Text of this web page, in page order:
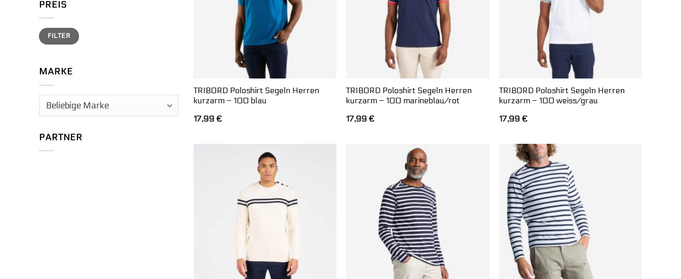
PREIS
Min.
Preis
Max.
PreisFILTER
MARKE
PARTNER
TRIBORD Poloshirt Segeln Herren
kurzarm – 100 blau
17,99 €
TRIBORD Poloshirt Segeln Herren
kurzarm – 100 marineblau/rot
17,99€
TRIBORD Poloshirt Segeln Herren
kurzarm – 100 weiss/grau
17,99€